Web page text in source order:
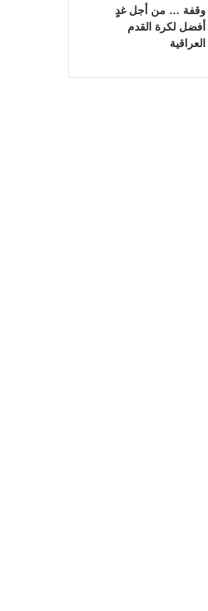
وقفة … من أجل غدٍ
أفضل لكرة القدم
العراقية